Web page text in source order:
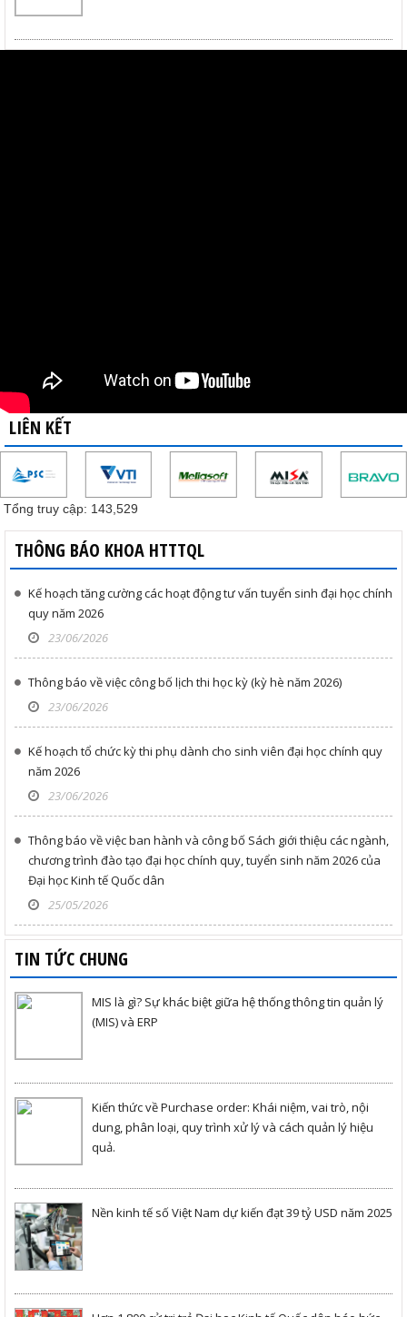
LIÊN KẾT
Tổng truy cập: 143,529
THÔNG BÁO KHOA HTTTQL
Kế hoạch tăng cường các hoạt động tư vấn tuyển sinh đại học chính
quy năm 2026
23/06/2026
Thông báo về việc công bố lịch thi học kỳ (kỳ hè năm 2026)
23/06/2026
Kế hoạch tổ chức kỳ thi phụ dành cho sinh viên đại học chính quy
năm 2026
23/06/2026
Thông báo về việc ban hành và công bố Sách giới thiệu các ngành,
chương trình đào tạo đại học chính quy, tuyển sinh năm 2026 của
Đại học Kinh tế Quốc dân
25/05/2026
TIN TỨC CHUNG
MIS là gì? Sự khác biệt giữa hệ thống thông tin quản lý
(MIS) và ERP
Kiến thức về Purchase order: Khái niệm, vai trò, nội
dung, phân loại, quy trình xử lý và cách quản lý hiệu
quả.
Nền kinh tế số Việt Nam dự kiến đạt 39 tỷ USD năm 2025